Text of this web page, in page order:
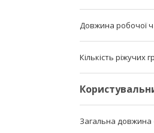
Довжина робочої
Кількість ріжучих
Загальна довжина